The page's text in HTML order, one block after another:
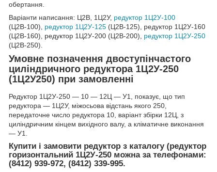
обертання.
Варіанти написання: Ц2В, 1Ц2У, редуктор 1Ц2У-100
(Ц2В-100), редуктор 1Ц2У-125 (Ц2В-125), редуктор 1Ц2У-160
(Ц2В-160), редуктор 1Ц2У-200 (Ц2В-200), редуктор 1Ц2У-250
(Ц2В-250).
Умовне позначення двоступінчастого
циліндричного редуктора 1Ц2У-250
(1Ц2У250) при замовленні
Редуктор 1Ц2У-250 ― 10 ― 12Ц ― У1, показує, що тип
редуктора ― 1Ц2У, міжосьова відстань якого 250,
передаточне число редуктора 10, варіант збірки 12Ц, з
циліндричним кінцем вихідного валу, а кліматичне виконання
― У1.
Купити і замовити редуктор з каталогу (редуктор
горизонтальний 1Ц2У-250 можна за телефонами:
(8412) 939-972, (8412) 339-995.